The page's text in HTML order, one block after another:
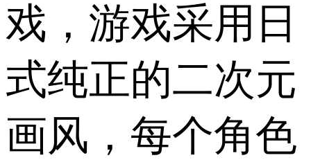
戏，游戏采用日
式纯正的二次元
画风，每个角色